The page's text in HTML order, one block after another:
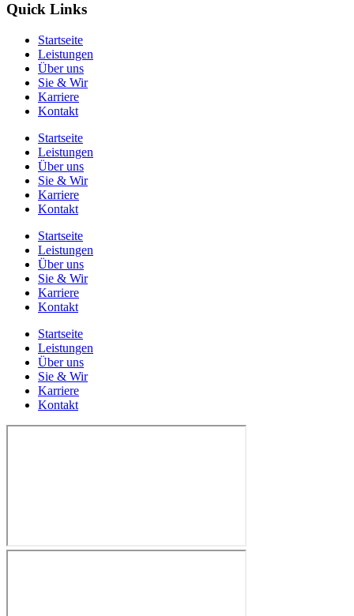
Quick Links
Startseite
Leistungen
Über uns
Sie & Wir
Karriere
Kontakt
Startseite
Leistungen
Über uns
Sie & Wir
Karriere
Kontakt
Startseite
Leistungen
Über uns
Sie & Wir
Karriere
Kontakt
Startseite
Leistungen
Über uns
Sie & Wir
Karriere
Kontakt